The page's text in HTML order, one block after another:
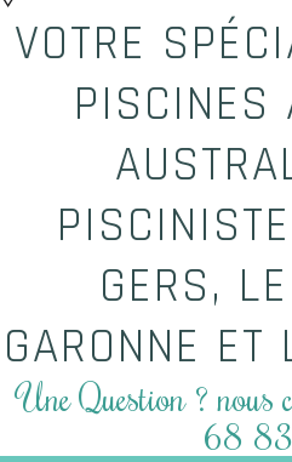
VOTRE
PISCINES
GERS,
GARONNE ET
Une Question ?
68